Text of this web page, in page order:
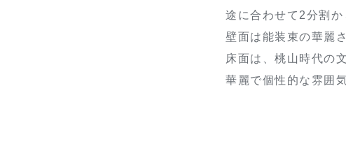
途に合わせて2分割か
壁面は能装束の華麗
床面は、桃山時代の
華麗で個性的な雰囲